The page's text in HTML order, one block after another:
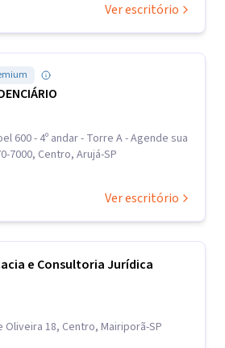
Ver escritório
600 - 4º andar - Torre A - Agende sua
7000, Centro, Arujá-SP
Ver escritório
e Consultoria Jurídica
18, Centro, Mairiporã-SP